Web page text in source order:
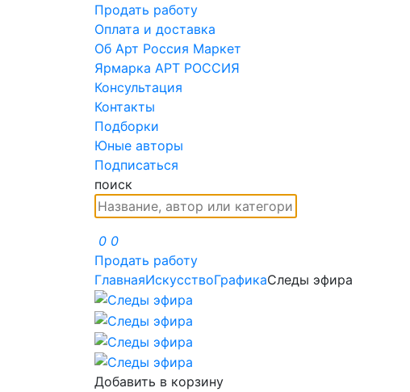
Продать работу
Оплата и доставка
Об Арт Россия Маркет
Ярмарка АРТ РОССИЯ
Консультация
Контакты
Подборки
Юные авторы
Подписаться
поиск
0 0
Продать работу
ГлавнаяИскусствоГрафикаСледы эфира
Добавить в корзину